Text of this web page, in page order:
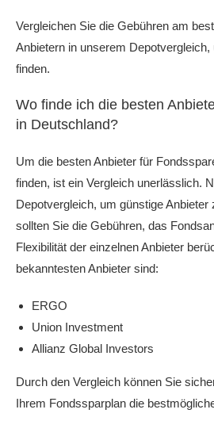
Vergleichen Sie die Gebühren am
Anbietern in unserem
finden.
Wo finde ich die besten
in Deutschland?
Um die besten Anbieter für
finden, ist ein Vergleich unerlässlich.
Depotvergleich, um günstige Anbieter
sollten Sie die Gebühren, das
Flexibilität der einzelnen Anbieter
bekanntesten Anbieter sind:
ERGO
Union Investment
Allianz Global Investors
Durch den Vergleich können Sie
Ihrem Fondssparplan die